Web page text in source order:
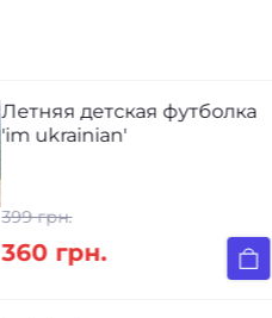
Летняя детская футболка
'im ukrainian'
399 грн.
360 грн.